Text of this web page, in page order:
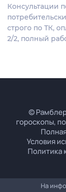
Консультации
строго по ТК,
2/2, полный
©
гороскопы,
Условия
Политика
На